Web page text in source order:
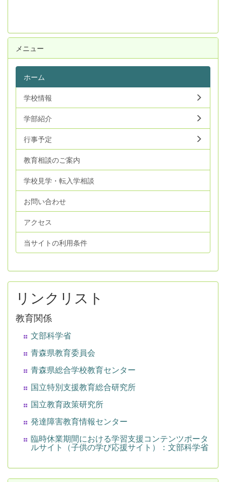
メニュー
ホーム
学校情報
学部紹介
行事予定
教育相談のご案内
学校見学・転入学相談
お問い合わせ
アクセス
当サイトの利用条件
リンクリスト
教育関係
文部科学省
青森県教育委員会
青森県総合学校教育センター
国立特別支援教育総合研究所
国立教育政策研究所
発達障害教育情報センター
臨時休業期間における学習支援コンテンツポータ
ルサイト（子供の学び応援サイト）：文部科学省